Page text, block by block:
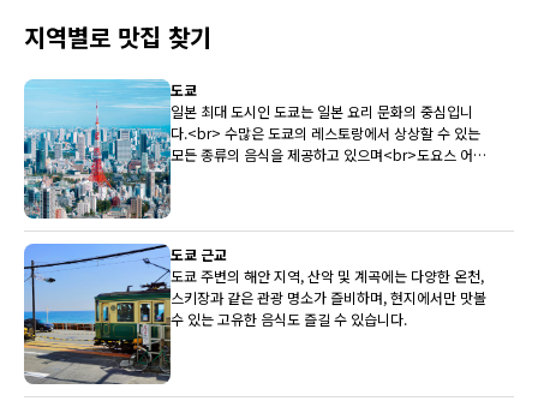
지역별로 맛집 찾기
도쿄
일본 최대 도시인 도쿄는 일본 요리 문화의 중심입니
다.<br> 수많은 도쿄의 레스토랑에서 상상할 수 있는
모든 종류의 음식을 제공하고 있으며<br>도요스 어시
도쿄 근교
도쿄 주변의 해안 지역, 산악 및 계곡에는 다양한 온천,
스키장과 같은 관광 명소가 즐비하며, 현지에서만 맛볼
수 있는 고유한 음식도 즐길 수 있습니다.